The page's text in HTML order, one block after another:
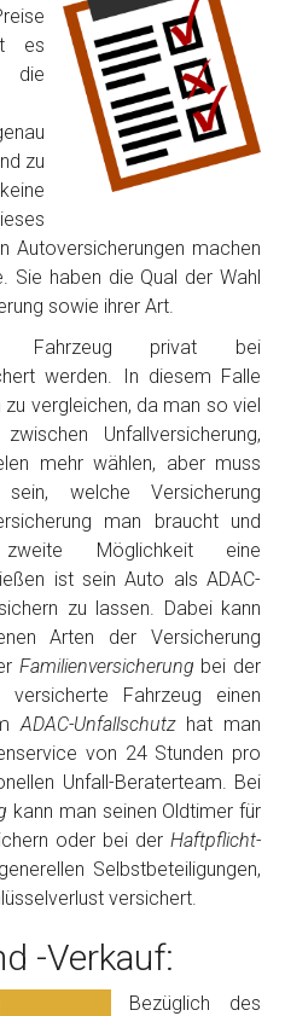
es
zu
Autoversicherungen machen
Sie haben die Qual der Wahl
sowie ihrer Art.
Fahrzeug privat bei
werden. In diesem Falle
vergleichen, da man so viel
Unfallversicherung,
mehr wählen, aber muss
welche Versicherung
man braucht und
Möglichkeit eine
ist sein Auto als ADAC-
zu lassen. Dabei kann
Arten der Versicherung
Familienversicherung bei der
Fahrzeug einen
ADAC-Unfallschutzhat man
von 24 Stunden pro
Unfall-Beraterteam. Bei
kann man seinen Oldtimer für
oder bei der Haftpflicht-
Selbstbeteiligungen,
versichert.
-Verkauf:
Bezüglich des